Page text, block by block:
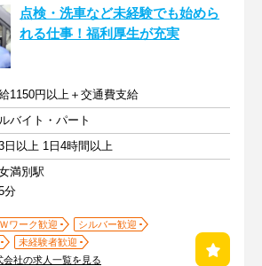
点検・洗車など未経験でも始めら
れる仕事！福利厚生が充実
1150円以上＋交通費支給
バイト・パート
日以上 1日4時間以上
満別駅
分
ワーク歓迎
シルバー歓迎
未経験者歓迎
社の求人一覧を見る